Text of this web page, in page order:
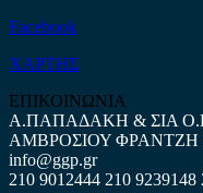
Facebook
ΧΑΡΤΗΣ
ΕΠΙΚΟΙΝΩΝΙΑ
Α.ΠΑΠΑΔΑΚΗ & ΣΙΑ
ΑΜΒΡΟΣΙΟΥ ΦΡΑΝΤΖΗ
info@ggp.gr
210 9012444 210 9239148